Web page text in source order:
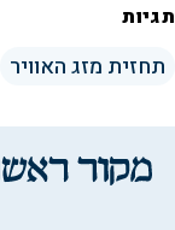
תגיות
תחזית מזג האוויר